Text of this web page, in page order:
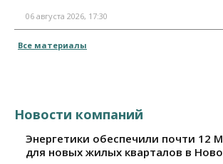
06 августа 2026, 17:30
Все материалы
Новости компаний
Энергетики обеспечили почти 12
для новых жилых кварталов в